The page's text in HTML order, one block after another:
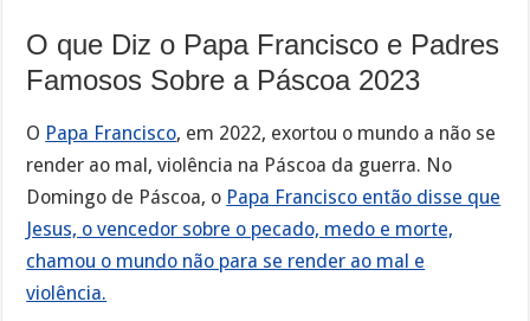
O que Diz o Papa Francisco e Padres
Famosos Sobre a Páscoa 2023
O Papa Francisco, em 2022, exortou o mundo a não se
render ao mal, violência na Páscoa da guerra. No
Domingo de Páscoa, o Papa Francisco então disse que
Jesus, o vencedor sobre o pecado, medo e morte,
chamou o mundo não para se render ao mal e
violência.